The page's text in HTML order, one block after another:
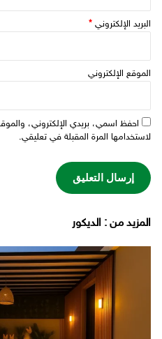
البريد الإلكتروني *
الموقع الإلكتروني
احفظ اسمي، بريدي الإلكتروني،
لاستخدامها المرة المقبلة في تعليقي.
‫المزيد من ‬: الديكور